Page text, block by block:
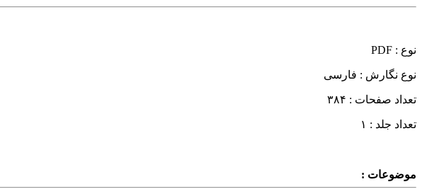
نوع : PDF
نوع نگارش : فارسی
تعداد صفحات : ۳۸۴
تعداد جلد : ۱
موضوعات :